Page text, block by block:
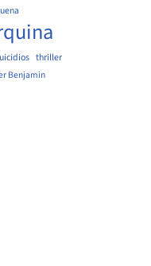
thriller
Benjamin